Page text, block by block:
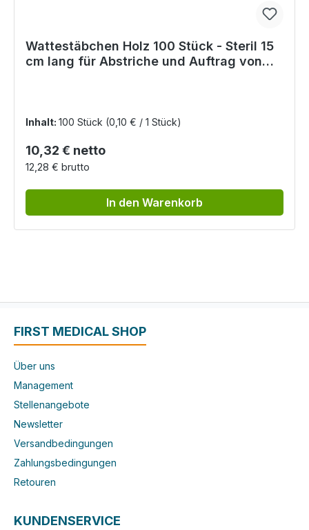
Wattestäbchen Holz 100 Stück - Steril 15
cm lang für Abstriche und Auftrag von
Inhalt: 100 Stück (0,10 € / 1 Stück)
Regulärer Preis:
10,32 € netto
12,28 € brutto
In den Warenkorb
FIRST MEDICAL SHOP
Über uns
Management
Stellenangebote
Newsletter
Versandbedingungen
Zahlungsbedingungen
Retouren
KUNDENSERVICE